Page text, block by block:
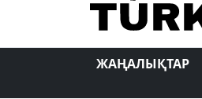
ЖАҢАЛЫҚТАР